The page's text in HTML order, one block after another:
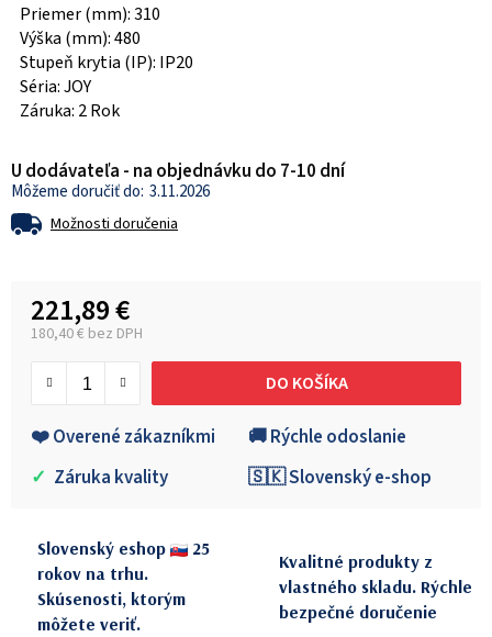
Priemer (mm): 310
Výška (mm): 480
Stupeň krytia (IP): IP20
Séria: JOY
Záruka: 2 Rok
U dodávateľa - na objednávku do 7-10 dní
3.11.2026
Možnosti doručenia
221,89 €
180,40 € bez DPH
DO KOŠÍKA
❤️ Overené zákazníkmi
🚚 Rýchle odoslanie
✓ Záruka kvality 🇸🇰 Slovenský e-shop
Slovenský eshop
25
rokov na trhu.
Skúsenosti, ktorým
môžete veriť.
Kvalitné produkty z
vlastného skladu. Rýchle
bezpečné doručenie